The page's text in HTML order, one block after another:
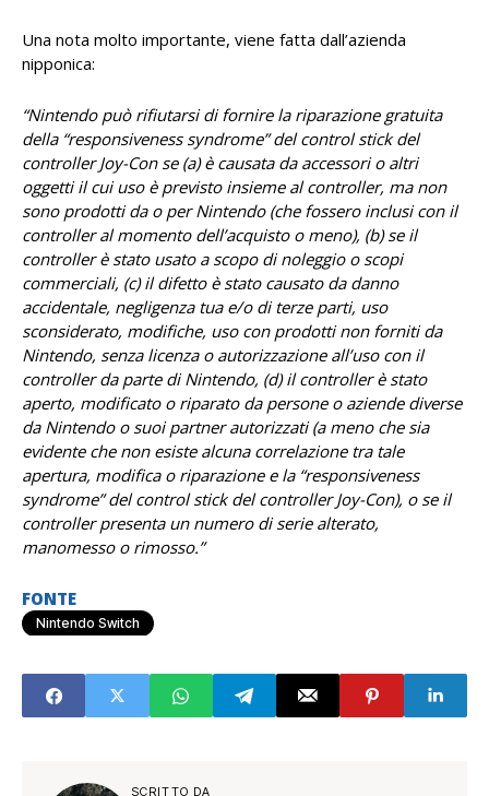
Una nota molto importante, viene fatta dall’azienda
nipponica:
“Nintendo può rifiutarsi di fornire la riparazione gratuita
della “responsiveness syndrome” del control stick del
controller Joy-Con se (a) è causata da accessori o altri
oggetti il cui uso è previsto insieme al controller, ma non
sono prodotti da o per Nintendo (che fossero inclusi con il
controller al momento dell’acquisto o meno), (b) se il
controller è stato usato a scopo di noleggio o scopi
commerciali, (c) il difetto è stato causato da danno
accidentale, negligenza tua e/o di terze parti, uso
sconsiderato, modifiche, uso con prodotti non forniti da
Nintendo, senza licenza o autorizzazione all’uso con il
controller da parte di Nintendo, (d) il controller è stato
aperto, modificato o riparato da persone o aziende diverse
da Nintendo o suoi partner autorizzati (a meno che sia
evidente che non esiste alcuna correlazione tra tale
apertura, modifica o riparazione e la “responsiveness
syndrome” del control stick del controller Joy-Con), o se il
controller presenta un numero di serie alterato,
manomesso o rimosso.”
FONTE
Nintendo Switch
SCRITTO DA